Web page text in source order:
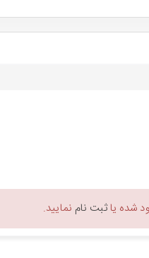
شده یاثبت نام نمایید.